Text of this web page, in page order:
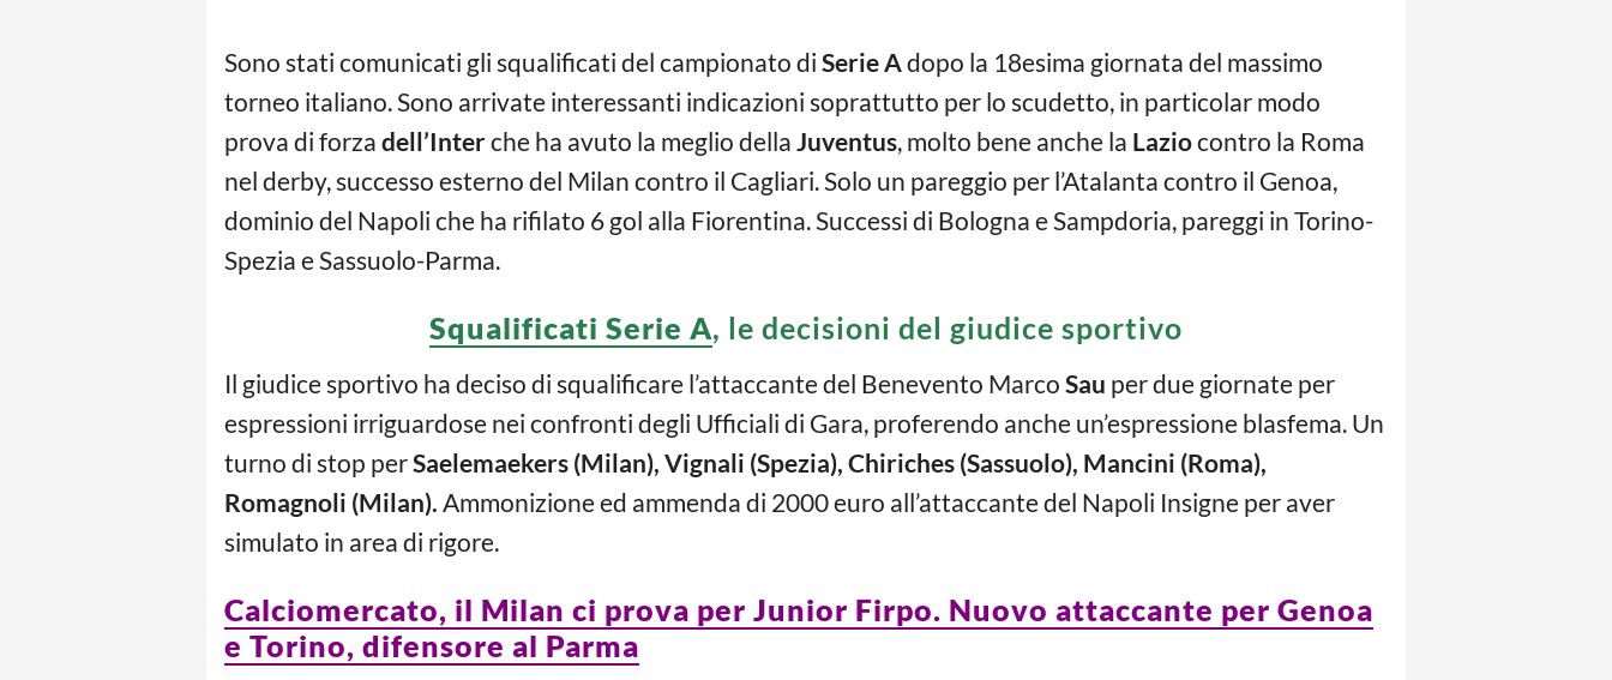
Sono stati comunicati gli squalificati del campionato di Serie Adopo la 18esima giornata del massimo
torneo italiano. Sono arrivate interessanti indicazioni soprattutto per lo scudetto, in particolar modo
prova di forza dell’Interche ha avuto la meglio della Juventus, molto bene anche la Laziocontro la Roma
nel derby, successo esterno del Milan contro il Cagliari. Solo un pareggio per l’Atalanta contro il Genoa,
dominio del Napoli che ha rifilato 6 gol alla Fiorentina. Successi di Bologna e Sampdoria, pareggi in Torino-
Spezia e Sassuolo-Parma.
Squalificati Serie A, le decisioni del giudice sportivo
Il giudice sportivo ha deciso di squalificare l’attaccante del Benevento Marco Sau per due giornate per
espressioni irriguardose nei confronti degli Ufficiali di Gara, proferendo anche un’espressione blasfema. Un
turno di stop perSaelemaekers (Milan), Vignali (Spezia), Chiriches (Sassuolo), Mancini (Roma),
Romagnoli (Milan). Ammonizione ed ammenda di 2000 euro all’attaccante del Napoli Insigne per aver
simulato in area di rigore.
Calciomercato, il Milan ci prova per Junior Firpo. Nuovo attaccante per Genoa
e Torino, difensore al Parma